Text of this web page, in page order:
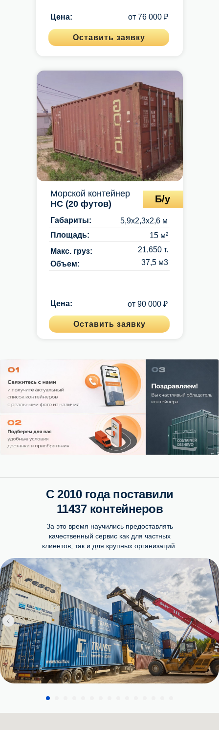
Морской контейнер
HC (20 футов)
Габариты:
5,9х2,3х2,6 м
15 м²
Макс. груз:
21,650 т.
Объем:
37,5 м3
Цена:
Оставить заявку
Площадь:
от 90 000 ₽
Цена: от 76 000 ₽
Оставить заявку
Б/у
С 2010 года поставили
11437 контейнеров
За это время научились предоставлять
качественный сервис как для частных
клиентов, так и для крупных организаций.
+7 (861) 202-66-85
zakaz@container-deshevo.ru
Каталог контейнеров
Примеры работ
Расчет стоимости
Container-Deshevo © 2026 г.
Политика конфиденциальности
Новороссийск, станица
Раевская, Степная ул., 79